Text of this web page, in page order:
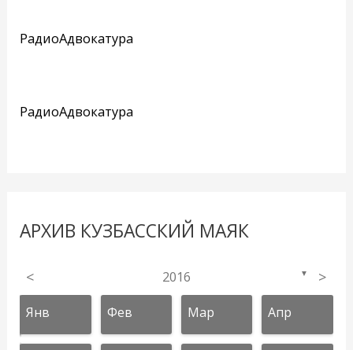
РадиоАдвокатура
РадиоАдвокатура
АРХИВ КУЗБАССКИЙ МАЯК
< 2016 ▼ >
Янв Фев Мар Апр